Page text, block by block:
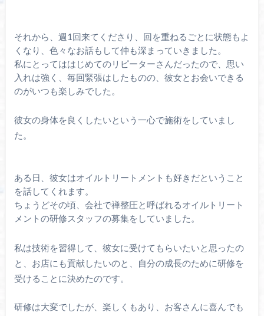
それから、週1回来てくださり、回を重ねるごとに状態もよ
くなり、色々なお話もして仲も深まっていきました。
私にとってははじめてのリピーターさんだったので、思い
入れは強く、毎回緊張はしたものの、彼女とお会いできる
のがいつも楽しみでした。
彼女の身体を良くしたいという一心で施術をしていまし
た。
ある日、彼女はオイルトリートメントも好きだということ
を話してくれます。
ちょうどその頃、会社で禅整圧と呼ばれるオイルトリート
メントの研修スタッフの募集をしていました。
私は技術を習得して、彼女に受けてもらいたいと思ったの
と、お店にも貢献したいのと、自分の成長のために研修を
受けることに決めたのです。
研修は大変でしたが、楽しくもあり、お客さんに喜んでも